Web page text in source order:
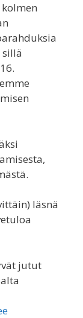
läsnä
jutut